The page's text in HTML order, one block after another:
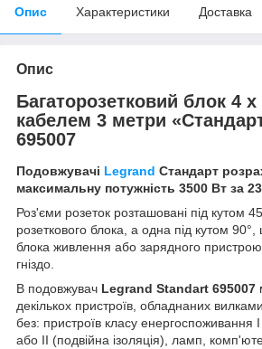
Опис Характеристики Доставка
Опис
Багаторозетковий блок 4 x
кабелем 3 метри
695007
Подовжувачі Legrand Стандарт
максимальну потужність 3500 Вт за
Роз'єми розеток розташовані під кутом
розеткового блока, а одна під кутом
блока живлення або зарядного пристрою
гніздо.
В подовжувач Legrand Standart 695007
декількох пристроїв, обладнаних
без: пристроїв класу енергоспоживання I
або II (подвійна ізоляція), ламп,